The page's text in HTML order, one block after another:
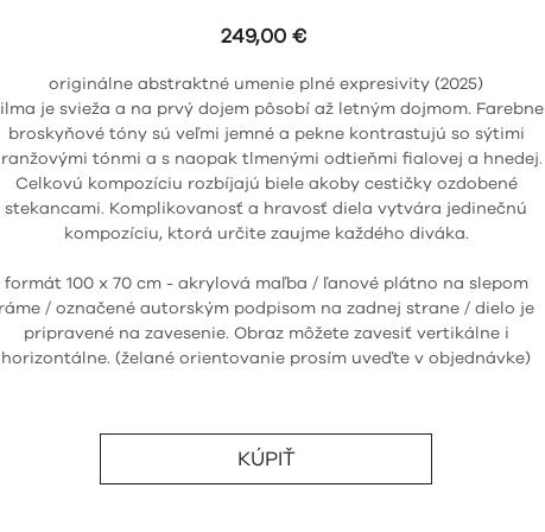
249,00 €Price
originálne abstraktné umenie plné expresivity (2025)
je svieža a na prvý dojem pôsobí až letným dojmom. Farebne
broskyňové tóny sú veľmi jemné a pekne kontrastujú so sýtimi
tónmi a s naopak tlmenými odtieňmi fialovej a hnedej.
Celkovú kompozíciu rozbíjajú biele akoby cestičky ozdobené
stekancami. Komplikovanosť a hravosť diela vytvára jedinečnú
kompozíciu, ktorá určite zaujme každého diváka.
formát 100 x 70 cm - akrylová maľba / ľanové plátno na slepom
/ označené autorským podpisom na zadnej strane / dielo je
pripravené na zavesenie. Obraz môžete zavesiť vertikálne i
horizontálne. (želané orientovanie prosím uveďte v objednávke)
KÚPIŤ